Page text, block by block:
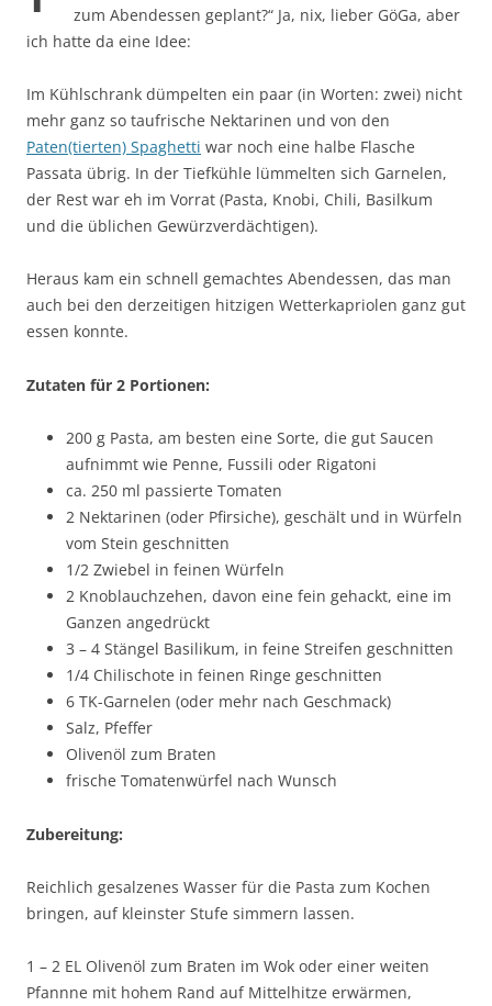
zum Abendessen geplant?“ Ja, nix, lieber GöGa, aber
ich hatte da eine Idee:
Im Kühlschrank dümpelten ein paar (in Worten: zwei) nicht
mehr ganz so taufrische Nektarinen und von den
Paten(tierten) Spaghetti war noch eine halbe Flasche
Passata übrig. In der Tiefkühle lümmelten sich Garnelen,
der Rest war eh im Vorrat (Pasta, Knobi, Chili, Basilkum
und die üblichen Gewürzverdächtigen).
Heraus kam ein schnell gemachtes Abendessen, das man
auch bei den derzeitigen hitzigen Wetterkapriolen ganz gut
essen konnte.
Zutaten für 2 Portionen:
200 g Pasta, am besten eine Sorte, die gut Saucen
aufnimmt wie Penne, Fussili oder Rigatoni
ca. 250 ml passierte Tomaten
2 Nektarinen (oder Pfirsiche), geschält und in Würfeln
vom Stein geschnitten
1/2 Zwiebel in feinen Würfeln
2 Knoblauchzehen, davon eine fein gehackt, eine im
Ganzen angedrückt
3 – 4 Stängel Basilikum, in feine Streifen geschnitten
1/4 Chilischote in feinen Ringe geschnitten
6 TK-Garnelen (oder mehr nach Geschmack)
Salz, Pfeffer
Olivenöl zum Braten
frische Tomatenwürfel nach Wunsch
Zubereitung:
Reichlich gesalzenes Wasser für die Pasta zum Kochen
bringen, auf kleinster Stufe simmern lassen.
1 – 2 EL Olivenöl zum Braten im Wok oder einer weiten
Pfannne mit hohem Rand auf Mittelhitze erwärmen,